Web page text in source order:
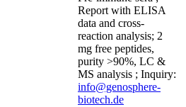
Report with ELISA
data and cross-
reaction analysis; 2
mg free peptides,
purity >90%, LC &
MS analysis ; Inquiry:
info@genosphere-
biotech.de